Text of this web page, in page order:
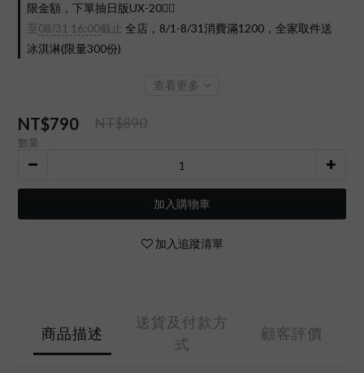
限金額，下單抽日版UX-20❤️‍🔥
至08/31 16:00截止
全店，8/1-8/31消費滿1200，全家取件送
冰淇淋(限量300份)
查看更多
NT$790 NT$890
數量
加入購物車
加入追蹤清單
商品描述
送貨及付款方
式
顧客評價